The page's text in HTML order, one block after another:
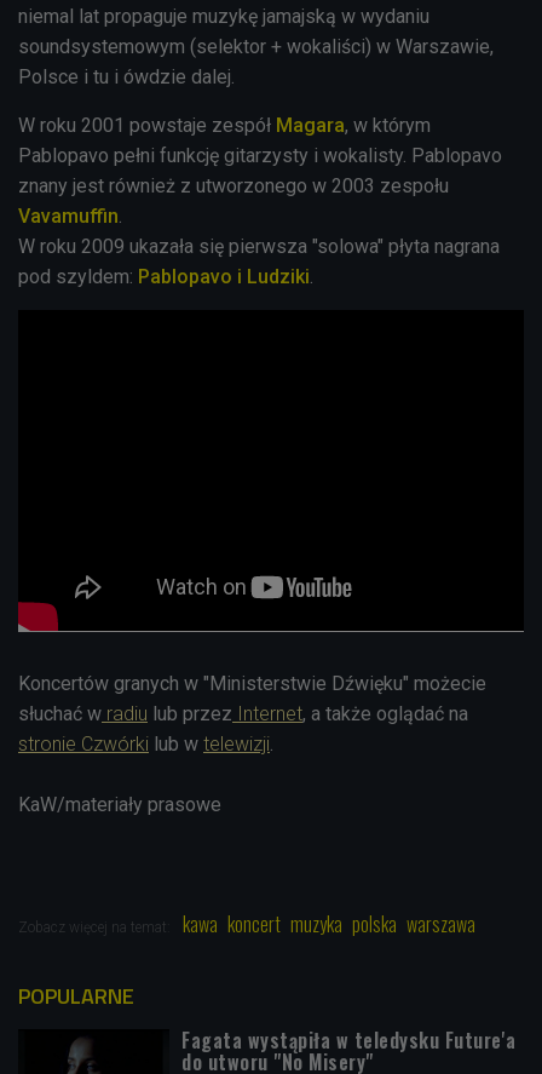
niemal lat propaguje muzykę jamajską w wydaniu
soundsystemowym (selektor + wokaliści) w Warszawie,
Polsce i tu i ówdzie dalej.
W roku 2001 powstaje zespół Magara, w którym
Pablopavo pełni funkcję gitarzysty i wokalisty. Pablopavo
znany jest również z utworzonego w 2003 zespołu
Vavamuffin.
W roku 2009 ukazała się pierwsza "solowa" płyta nagrana
pod szyldem: Pablopavo i Ludziki.
Koncertów granych w "Ministerstwie Dźwięku" możecie
słuchać w radiu lub przez Internet, a także oglądać na
stronie Czwórki lub w telewizji
KaW/materiały prasowe
Zobacz więcej na temat: kawa koncert muzyka polska warszawa
POPULARNE
Fagata wystąpiła w teledysku Future'a
do utworu "No Misery"